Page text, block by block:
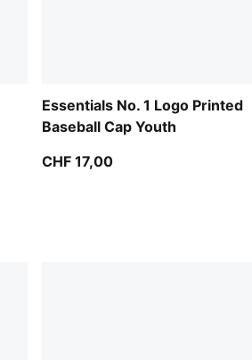
Essentials No. 1 Logo Printed
Baseball Cap Youth
CHF 17,00